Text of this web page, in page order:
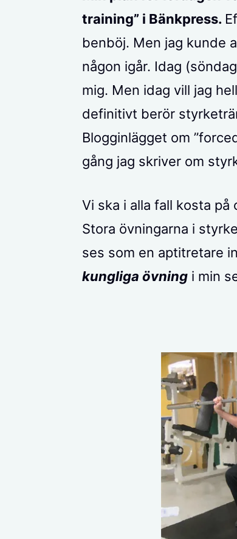
training” i Bänkpress.
benböj. Men jag kunde
någon igår. Idag
mig. Men idag vill jag
definitivt berör
Blogginlägget om
gång jag skriver om
Vi ska i alla fall kosta
Stora övningarna i
ses som en aptitretare
kungliga övning i min